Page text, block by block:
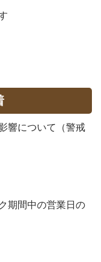
響について（警戒
間中の営業日の